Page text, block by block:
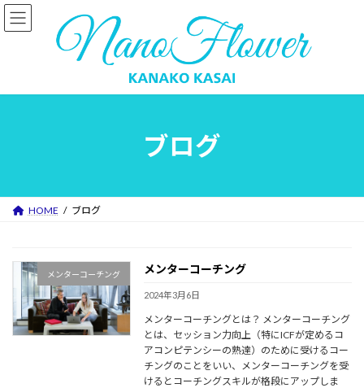
コ
ン
ナ
ビ
ブログ
HOME ブログ
メンターコーチング メンターコーチング
2024年3月6日
メンターコーチングとは？ メンターコーチング
とは、セッション力向上（特にICFが定めるコ
アコンピテンシーの熟達）のために受けるコー
チングのことをいい、メンターコーチングを受
けるとコーチングスキルが格段にアップしま